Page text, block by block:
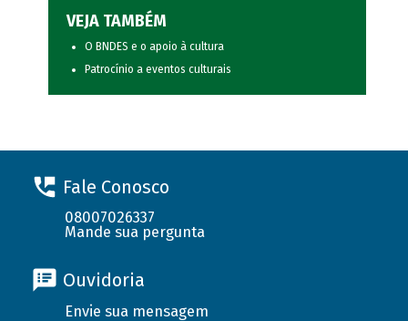
VEJA TAMBÉM
O BNDES e o apoio à cultura
Patrocínio a eventos culturais
Fale Conosco
08007026337
Mande sua pergunta
Ouvidoria
Envie sua mensagem